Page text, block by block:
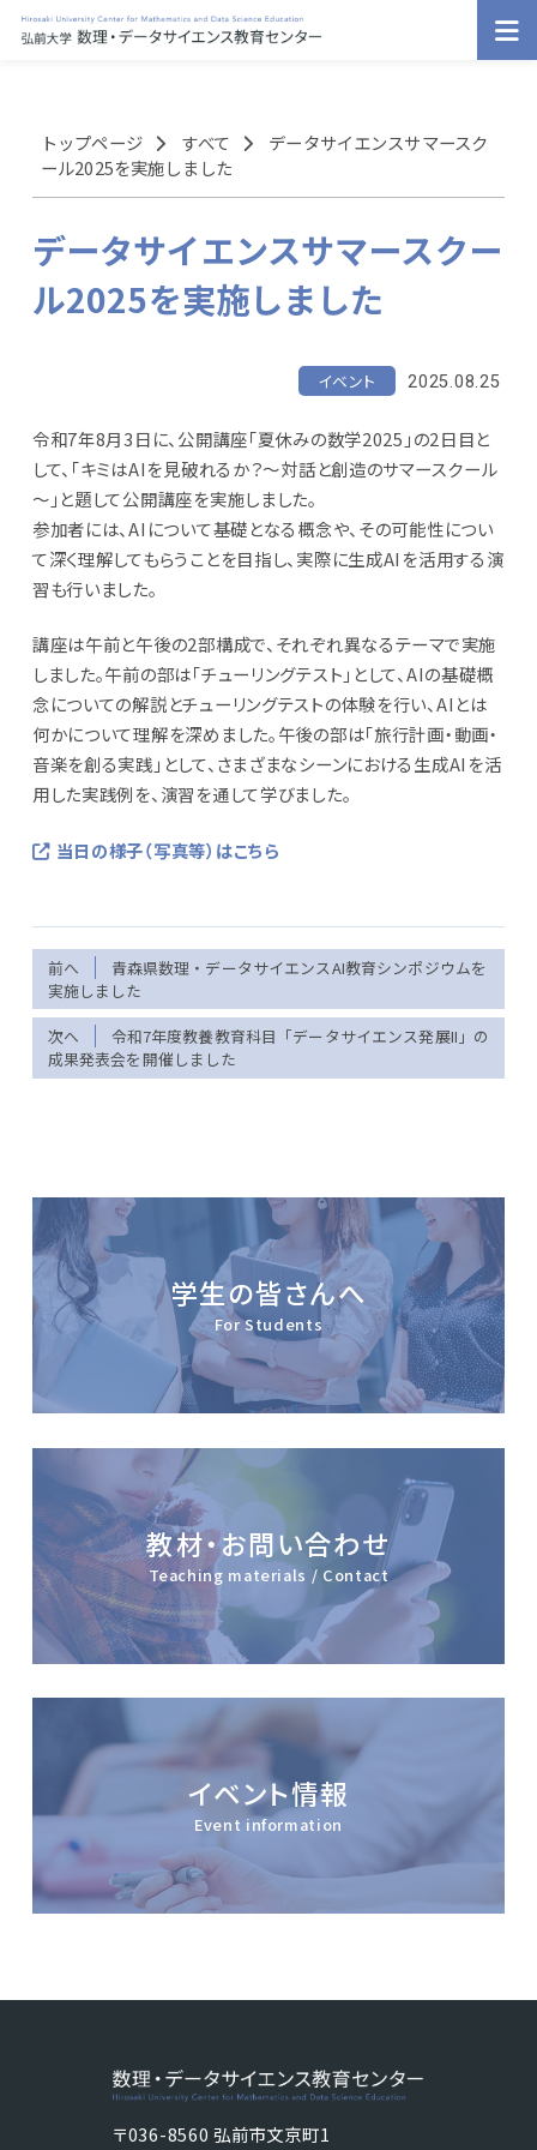
トップページ すべて
データサイエンスサマースク
ール2025を実施しました
データサイエンスサマースクー
ル2025を実施しました
イベント 2025.08.25
令和7年8月3日に、公開講座「夏休みの数学2025」の2日目と
して、「キミはAIを見破れるか？～対話と創造のサマースクール
～」と題して公開講座を実施しました。
参加者には、AIについて基礎となる概念や、その可能性につい
て深く理解してもらうことを目指し、実際に生成AIを活用する演
習も行いました。
講座は午前と午後の2部構成で、それぞれ異なるテーマで実施
しました。午前の部は「チューリングテスト」として、AIの基礎概
念についての解説とチューリングテストの体験を行い、AIとは
何かについて理解を深めました。午後の部は「旅行計画・動画・
音楽を創る実践」として、さまざまなシーンにおける生成AIを活
用した実践例を、演習を通して学びました。
当日の様子（写真等）はこちら
前へ
青森県数理・データサイエンスAI教育シンポジウムを
実施しました
次へ
令和7年度教養教育科目「データサイエンス発展II」の
成果発表会を開催しました
学生の皆さんへ
For Students
教材・お問い合わせ
Teaching materials / Contact
イベント情報
Event information
〒036-8560 弘前市文京町1